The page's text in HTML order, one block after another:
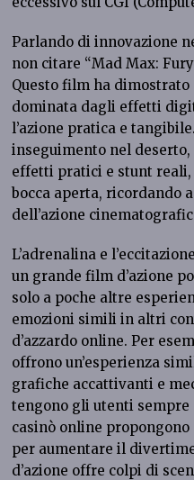
Parlando di innovazione
non citare “Mad Max:
Questo film ha dimostrato
dominata dagli effetti
l’azione pratica e
inseguimento nel
effetti pratici e stunt reali,
bocca aperta, ricordando
dell’azione
L’adrenalina e
un grande film d’azione
solo a poche altre
emozioni simili in altri
d’azzardo online. Per
offrono un’esperienza
grafiche accattivanti e
tengono gli utenti
casinò online propongono
per aumentare il
d’azione offre colpi di